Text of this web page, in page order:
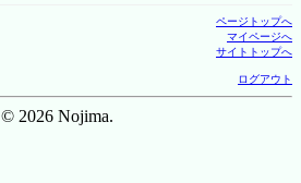
ページトップへ
マイページへ
サイトトップへ
ログアウト
© 2026 Nojima.